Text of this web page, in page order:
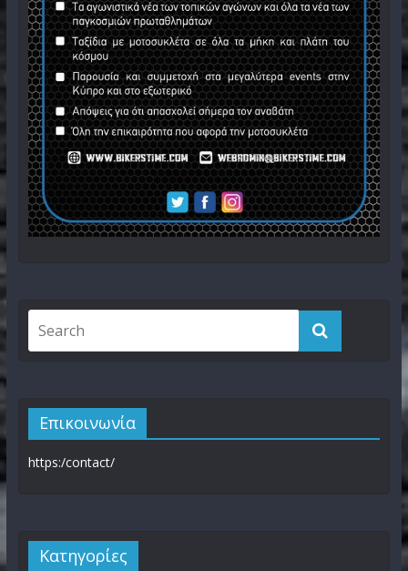
Επικοινωνία
https:/contact/
Kατηγορίες